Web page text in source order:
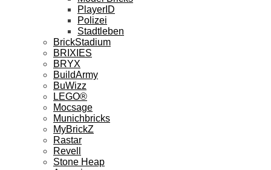
PlayerID
Polizei
Stadtleben
BrickStadium
BRIXIES
BRYX
BuildArmy
BuWizz
LEGO®
Mocsage
Munichbricks
MyBrickZ
Rastar
Revell
Stone Heap